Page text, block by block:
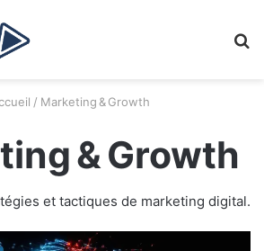
/ Marketing & Growth
& Growth
et tactiques de marketing digital.